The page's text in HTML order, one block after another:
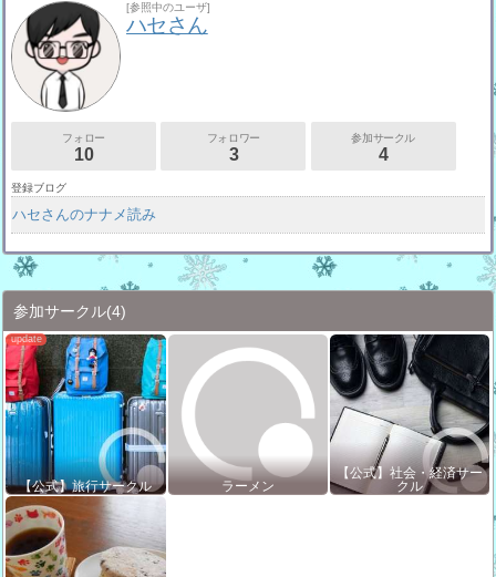
[参照中のユーザ]
ハセさん
フォロー
10
フォロワー
3
参加サークル
4
登録ブログ
ハセさんのナナメ読み
参加サークル(4)
【公式】旅行サークル ラーメン
【公式】社会・経済サー
クル